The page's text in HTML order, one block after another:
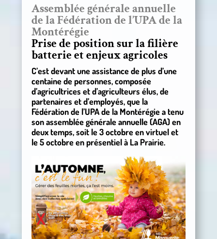
Assemblée générale annuelle
de la Fédération de l’UPA de la
Montérégie
Prise de position sur la filière
batterie et enjeux agricoles
C’est devant une assistance de plus d’une
centaine de personnes, composée
d’agricultrices et d’agriculteurs élus, de
partenaires et d’employés, que la
Fédération de l’UPA de la Montérégie a tenu
son assemblée générale annuelle (AGA) en
deux temps, soit le 3 octobre en virtuel et
le 5 octobre en présentiel à La Prairie.